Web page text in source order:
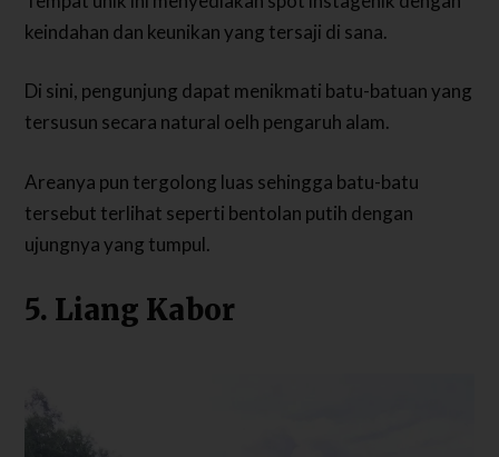
keindahan dan keunikan yang tersaji di sana.
Di sini, pengunjung dapat menikmati batu-batuan yang
tersusun secara natural oelh pengaruh alam.
Areanya pun tergolong luas sehingga batu-batu
tersebut terlihat seperti bentolan putih dengan
ujungnya yang tumpul.
5. Liang Kabor